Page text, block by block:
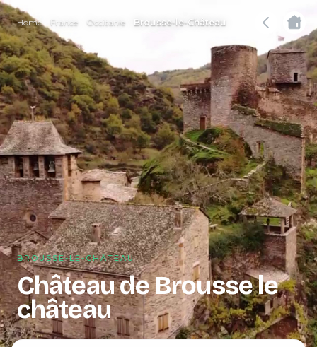
Home France Occitanie Brousse-le-Château
BROUSSE-LE-CHÂTEAU
Château de Brousse le
château